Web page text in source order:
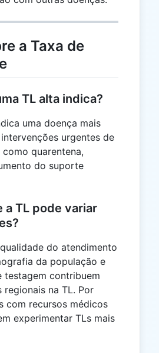
a Taxa de
TL alta indica?
uma doença mais
urgentes de
quarentena,
do suporte
a TL pode variar
do atendimento
da população e
testagem contribuem
regionais na TL. Por
com recursos médicos
experimentar TLs mais